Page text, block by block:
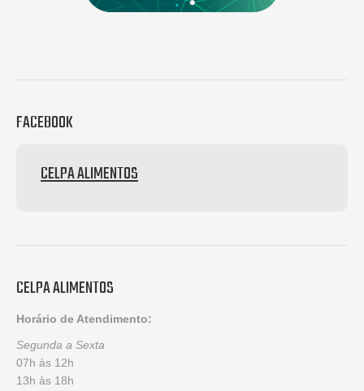
FACEBOOK
CELPA ALIMENTOS
CELPA ALIMENTOS
Horário de Atendimento:
Segunda a Sexta
07h às 12h
13h às 18h